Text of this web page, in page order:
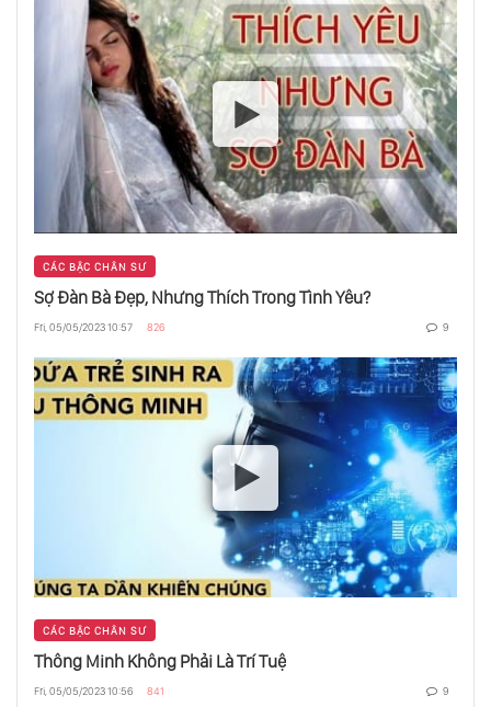
Như Lai Là Gì?
Đói Nghèo Ở Ấn Độ, Vì Đâu Nên Nỗi?
Đừng Cố Hướng Con Bạn Trở Thành “Đứa
Trẻ Chỉ Biết Vâng Lời”
Chỉ Trái Chín Mới Rụng
Vì Đâu Mà Hôn Nhân Đã Được Phát Minh
Ra?
Thông Minh Không Phải Là Trí Tuệ
Sợ Đàn Bà Đẹp, Nhưng Thích Trong Tình
Yêu?
Triệu Phú Cũng Nghèo Như Người Ăn Mày
CÁC BẬC CHÂN SƯ
Sợ Đàn Bà Đẹp, Nhưng Thích Trong Tình Yêu?
Fri, 05/05/2023 10:57 826 9
CÁC BẬC CHÂN SƯ
Thông Minh Không Phải Là Trí Tuệ
Fri, 05/05/2023 10:56 841 9